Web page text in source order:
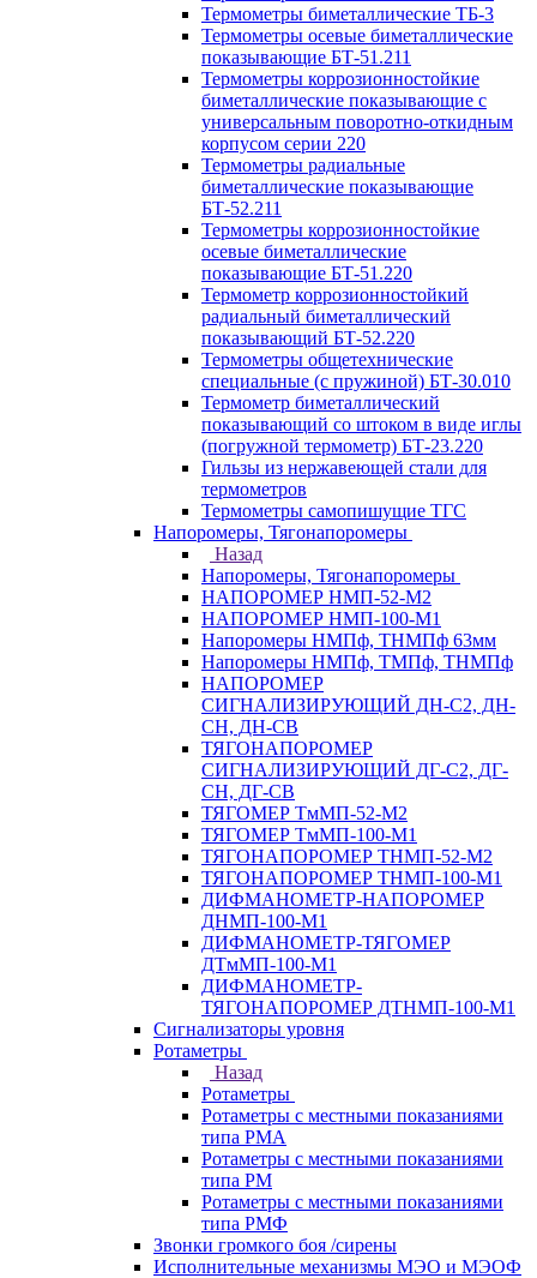
Термометры биметаллические ТБ-3
Термометры осевые биметаллические
показывающие БТ-51.211
Термометры коррозионностойкие
биметаллические показывающие с
универсальным поворотно-откидным
корпусом серии 220
Термометры радиальные
биметаллические показывающие
БТ-52.211
Термометры коррозионностойкие
осевые биметаллические
показывающие БТ-51.220
Термометр коррозионностойкий
радиальный биметаллический
показывающий БТ-52.220
Термометры общетехнические
специальные (с пружиной) БТ-30.010
Термометр биметаллический
показывающий со штоком в виде иглы
(погружной термометр) БТ-23.220
Гильзы из нержавеющей стали для
термометров
Термометры самопишущие ТГС
Напоромеры, Тягонапоромеры
Назад
Напоромеры, Тягонапоромеры
НАПОРОМЕР НМП-52-М2
НАПОРОМЕР НМП-100-М1
Напоромеры НМПф, ТНМПф 63мм
Напоромеры НМПф, ТМПф, ТНМПф
НАПОРОМЕР
СИГНАЛИЗИРУЮЩИЙ ДН-С2, ДН-
СН, ДН-СВ
ТЯГОНАПОРОМЕР
СИГНАЛИЗИРУЮЩИЙ ДГ-С2, ДГ-
СН, ДГ-СВ
ТЯГОМЕР ТмМП-52-М2
ТЯГОМЕР ТмМП-100-М1
ТЯГОНАПОРОМЕР ТНМП-52-М2
ТЯГОНАПОРОМЕР ТНМП-100-М1
ДИФМАНОМЕТР-НАПОРОМЕР
ДНМП-100-М1
ДИФМАНОМЕТР-ТЯГОМЕР
ДТмМП-100-М1
ДИФМАНОМЕТР-
ТЯГОНАПОРОМЕР ДТНМП-100-М1
Сигнализаторы уровня
Ротаметры
Назад
Ротаметры
Ротаметры с местными показаниями
типа РМА
Ротаметры с местными показаниями
типа РМ
Ротаметры с местными показаниями
типа РМФ
Звонки громкого боя /сирены
Исполнительные механизмы МЭО и МЭОФ